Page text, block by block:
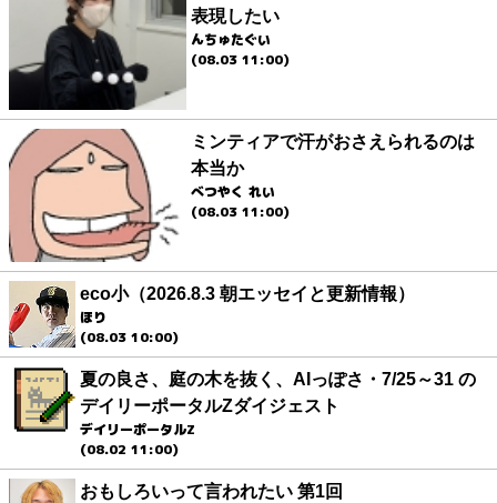
表現したい
んちゅたぐい
(08.03 11:00)
ミンティアで汗がおさえられるのは
本当か
べつやく れい
(08.03 11:00)
eco小（2026.8.3 朝エッセイと更新情報）
ほり
(08.03 10:00)
夏の良さ、庭の木を抜く、AIっぽさ・7/25～31 の
デイリーポータルZダイジェスト
デイリーポータルZ
(08.02 11:00)
おもしろいって言われたい 第1回